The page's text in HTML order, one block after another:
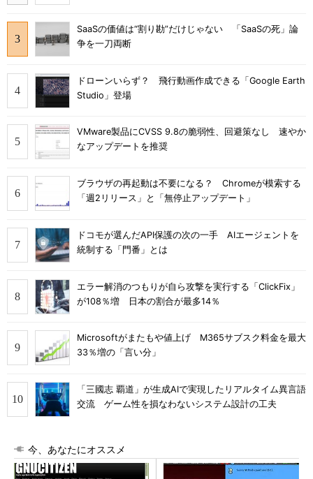
SaaSの価値は“割り勘”だけじゃない 「SaaSの死」論
争を一刀両断
ドローンいらず？ 飛行動画作成できる「Google Earth
Studio」登場
VMware製品にCVSS 9.8の脆弱性、回避策なし 速やか
なアップデートを推奨
ブラウザの再起動は不要になる？ Chromeが模索する
「週2リリース」と「無停止アップデート」
ドコモが選んだAPI保護の次の一手 AIエージェントを
統制する「門番」とは
エラー解消のつもりが自ら攻撃を実行する「ClickFix」
が108％増 日本の割合が最多14％
Microsoftがまたもや値上げ M365サブスク料金を最大
33％増の「言い分」
「三國志 覇道」が生成AIで実現したリアルタイム異言語
交流 ゲーム性を損なわないシステム設計の工夫
今、あなたにオススメ